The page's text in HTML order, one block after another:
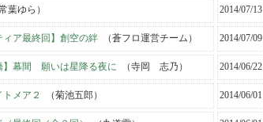
葉ゆら） 2014/07/13
ィア最終回】創空の絆 （蒼フロ運営チーム） 2014/07/09
】幕間 願いは星降る夜に （寺岡 志乃） 2014/06/22
メア２ （菊池五郎） 2014/06/01